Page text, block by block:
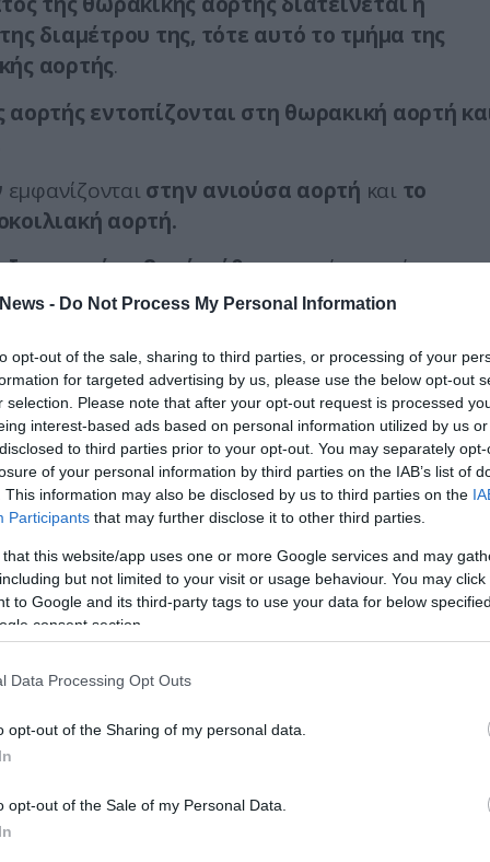
- Do Not Process My Personal Information
opt-out of the sale, sharing to third parties, or processing of your
for targeted advertising by us, please use the below opt-out
selection. Please note that after your opt-out request is processed
interest-based ads based on personal information utilized by us
to third parties prior to your opt-out. You may separately
of your personal information by third parties on the IAB’s list of
This information may also be disclosed by us to third parties on the
Participants that may further disclose it to other third parties.
that this website/app uses one or more Google services and may
but not limited to your visit or usage behaviour. You may
to Google and its third-party tags to use your data for below
consent section.
Data Processing Opt Outs
opt-out of the Sharing of my personal data.
opt-out of the Sale of my Personal Data.
διαμέτρου της, τότε αυτό το τμήμα της
αορτής.
εντοπίζονται στη θωρακική αορτή
εμφανίζονται στην ανιούσα αορτή και το
αορτή.
σοβαρή πάθησηγιατί μπορεί να
σε ακαριαίο θάνατο λόγω
σπλάγχνων και των κάτω άκρων.
στο νοσοκομείο με ρήξη ανευρύσματος
να παρακολουθούνται και να
η ρήξη ή ο διαχωρισμός τους.
αορτής, που συνήθως σχετίζεται με
οι δυνάμεις της αιματικής ροής χωρίζουν
της αορτής και το αίμα εισέρχεται
(αληθή) με αποτέλεσμα να μην αιματώνεται
-Χειρουργός Καρδιάς – Θώρακος-
προσθέτοντας: